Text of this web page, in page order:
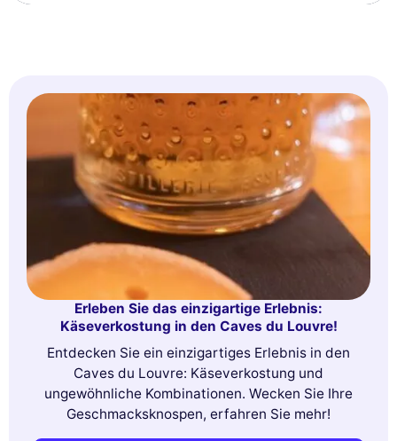
Erleben Sie das einzigartige Erlebnis:
Käseverkostung in den Caves du Louvre!
Entdecken Sie ein einzigartiges Erlebnis in den
Caves du Louvre: Käseverkostung und
ungewöhnliche Kombinationen. Wecken Sie Ihre
Geschmacksknospen, erfahren Sie mehr!